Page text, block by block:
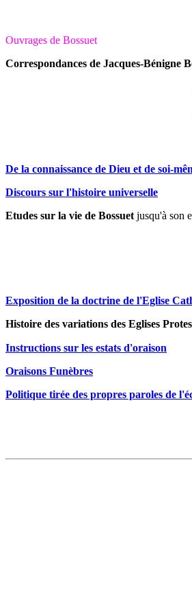
Ouvrages de Bossuet
Correspondances de Jacques-Bénigne
De la connaissance de Dieu et de soi-
Discours sur l'histoire universelle
Etudes sur la vie de Bossuet jusqu'à son
Exposition de la doctrine de l'Eglise
Histoire des variations des Eglises
Instructions sur les estats d'oraison
Oraisons Funèbres
Politique tirée des propres paroles de